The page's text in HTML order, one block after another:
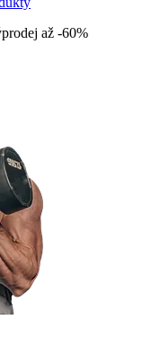
až -60%